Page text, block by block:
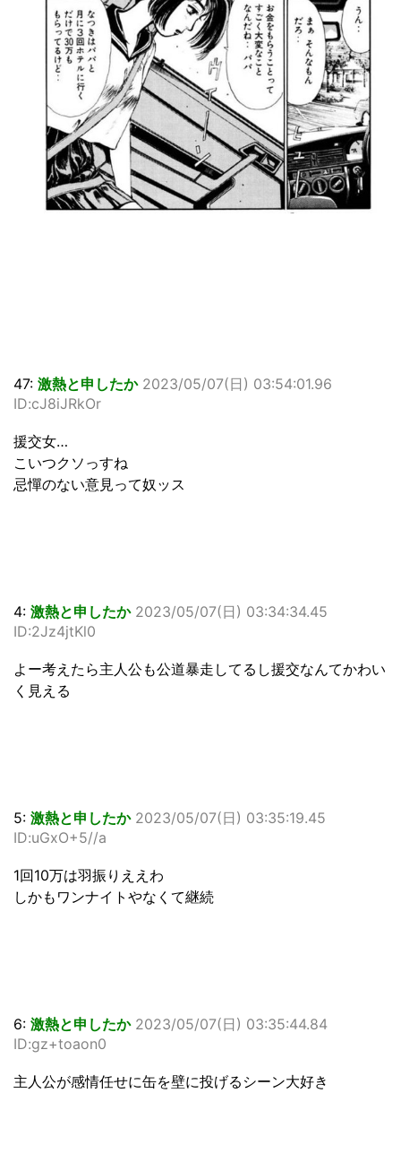
47: 激熱と申したか 2023/05/07(日) 03:54:01.96
ID:cJ8iJRkOr
援交女…
こいつクソっすね
忌憚のない意見って奴ッス
4: 激熱と申したか 2023/05/07(日) 03:34:34.45
ID:2Jz4jtKl0
よー考えたら主人公も公道暴走してるし援交なんてかわい
く見える
5: 激熱と申したか 2023/05/07(日) 03:35:19.45
ID:uGxO+5//a
1回10万は羽振りええわ
しかもワンナイトやなくて継続
6: 激熱と申したか 2023/05/07(日) 03:35:44.84
ID:gz+toaon0
主人公が感情任せに缶を壁に投げるシーン大好き